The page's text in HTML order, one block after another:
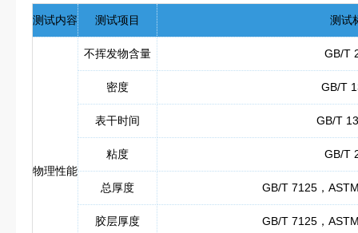
测试内容 测试项目 测试
物理性能
不挥发物含量 GB/T
密度 GB/T
表干时间 GB/T
粘度 GB/T
总厚度 GB/T 7125，
胶层厚度 GB/T 7125，